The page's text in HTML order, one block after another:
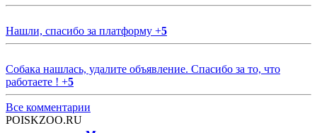
Нашли, спасибо за платформу +5
Собака нашлась, удалите объявление. Спасибо за то, что
работаете ! +5
Все комментарии
POISKZOO.RU